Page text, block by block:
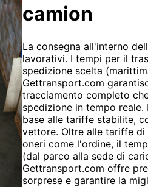
camion
La consegna all'interno
lavorativi. I tempi per il
spedizione scelta
Gettransport.com
tracciamento completo
spedizione in tempo
base alle tariffe stabilite,
vettore. Oltre alle tariffe
oneri come l'ordine, il
(dal parco alla sede di
Gettransport.com offre
sorprese e garantire la